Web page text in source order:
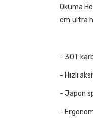
Okuma
cm ultra
- 30T
- Hızlı
- Japon
-